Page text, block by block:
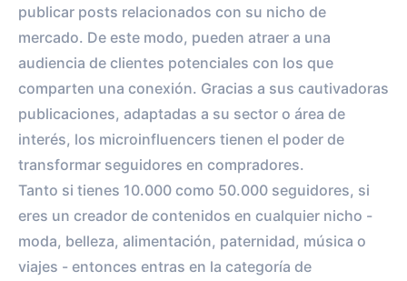
publicar posts relacionados con su nicho de
mercado. De este modo, pueden atraer a una
audiencia de clientes potenciales con los que
comparten una conexión. Gracias a sus cautivadoras
publicaciones, adaptadas a su sector o área de
interés, los microinfluencers tienen el poder de
transformar seguidores en compradores.
Tanto si tienes 10.000 como 50.000 seguidores, si
eres un creador de contenidos en cualquier nicho -
moda, belleza, alimentación, paternidad, música o
viajes - entonces entras en la categoría de